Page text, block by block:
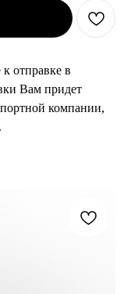
отправке в
Вам придет
компании,